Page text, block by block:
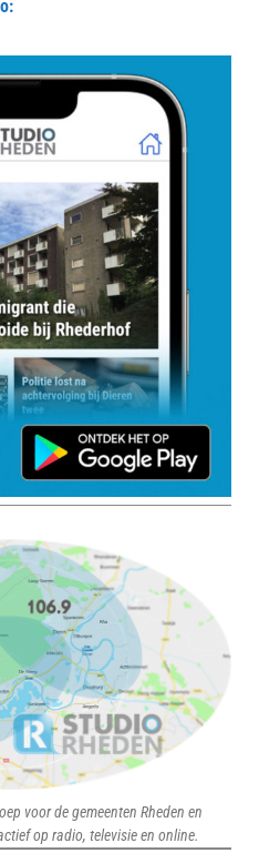
voor de gemeenten Rheden en
op radio, televisie en online.